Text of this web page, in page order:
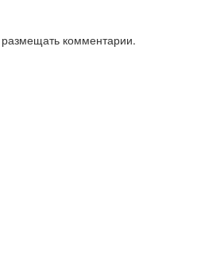
комментарии.